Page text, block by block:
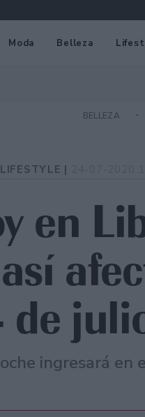
Moda Belleza
BELLEZA
LIFESTYLE |
en
de
ingresará en